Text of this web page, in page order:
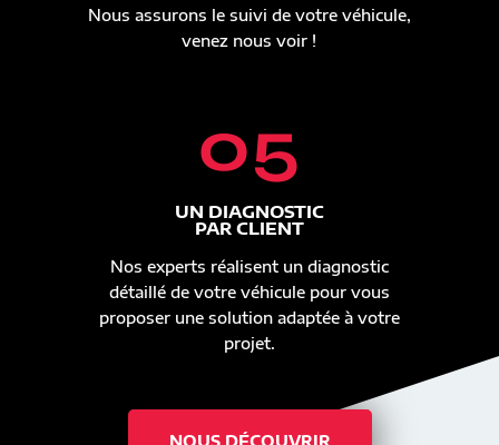
Nous assurons le suivi de votre véhicule,
venez nous voir !
05
UN DIAGNOSTIC
PAR CLIENT
Nos experts réalisent un diagnostic
détaillé de votre véhicule pour vous
proposer une solution adaptée à votre
projet.
NOUS DÉCOUVRIR